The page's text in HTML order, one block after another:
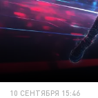
10 СЕНТЯБРЯ 15:46